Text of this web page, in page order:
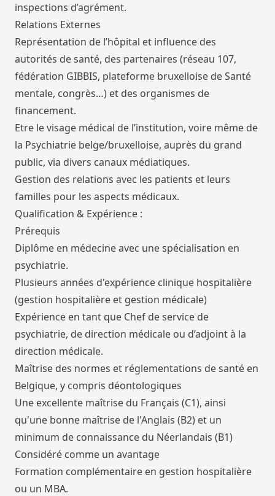
inspections d’agrément.
Relations Externes
Représentation de l’hôpital et influence des
autorités de santé, des partenaires (réseau 107,
fédération GIBBIS, plateforme bruxelloise de Santé
mentale, congrès…) et des organismes de
financement.
Etre le visage médical de l’institution, voire même de
la Psychiatrie belge/bruxelloise, auprès du grand
public, via divers canaux médiatiques.
Gestion des relations avec les patients et leurs
familles pour les aspects médicaux.
Qualification & Expérience :
Prérequis
Diplôme en médecine avec une spécialisation en
psychiatrie.
Plusieurs années d'expérience clinique hospitalière
(gestion hospitalière et gestion médicale)
Expérience en tant que Chef de service de
psychiatrie, de direction médicale ou d’adjoint à la
direction médicale.
Maîtrise des normes et réglementations de santé en
Belgique, y compris déontologiques
Une excellente maîtrise du Français (C1), ainsi
qu'une bonne maîtrise de l'Anglais (B2) et un
minimum de connaissance du Néerlandais (B1)
Considéré comme un avantage
Formation complémentaire en gestion hospitalière
ou un MBA.